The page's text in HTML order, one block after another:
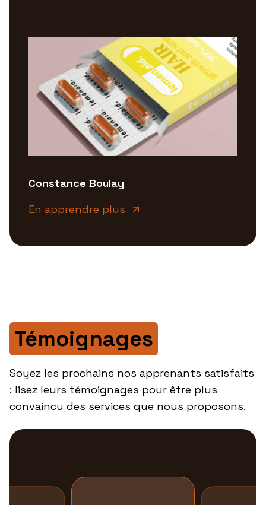
Constance Boulay
En apprendre plus
Témoignages
Soyez les prochains nos apprenants satisfaits
: lisez leurs témoignages pour être plus
convaincu des services que nous proposons.